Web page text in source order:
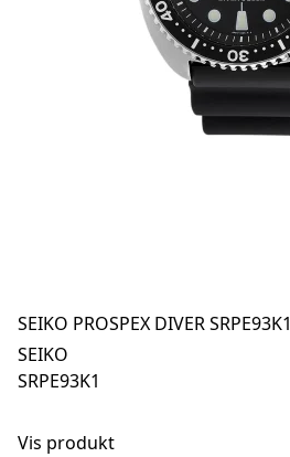
SEIKO PROSPEX DIVER SRPE93K1
SEIKO
SRPE93K1
Vis produkt